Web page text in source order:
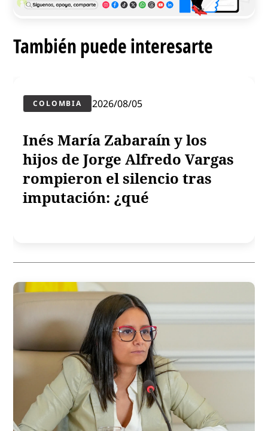
También puede interesarte
COLOMBIA 2026/08/05
Inés María Zabaraín y los
hijos de Jorge Alfredo Vargas
rompieron el silencio tras
imputación: ¿qué